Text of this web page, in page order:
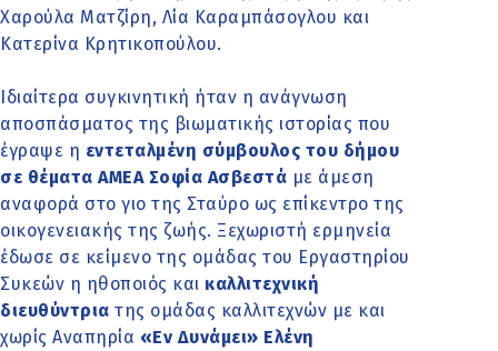
Χαρούλα Ματζίρη, Λία Καραμπάσογλου και
Κατερίνα Κρητικοπούλου.
Ιδιαίτερα συγκινητική ήταν η ανάγνωση
αποσπάσματος της βιωματικής ιστορίας που
έγραψε η εντεταλμένη σύμβουλος του δήμου
σε θέματα ΑΜΕΑ Σοφία Ασβεστά με άμεση
αναφορά στο γιο της Σταύρο ως επίκεντρο της
οικογενειακής της ζωής. Ξεχωριστή ερμηνεία
έδωσε σε κείμενο της ομάδας του Εργαστηρίου
Συκεών η ηθοποιός και καλλιτεχνική
διευθύντρια της ομάδας καλλιτεχνών με και
χωρίς Αναπηρία «Εν Δυνάμει» Ελένη